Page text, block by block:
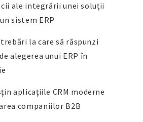
ale integrării unei soluții
sistem ERP
la care să răspunzi
alegerea unui ERP în
aplicațiile CRM moderne
companiilor B2B